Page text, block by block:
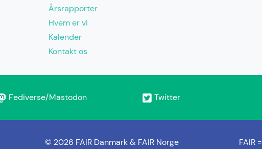
Årsrapporter
Hvem er vi
Kalender
Kontakt os
Fediverse/Mastodon Twitter
© 2026 FAIR Danmark & FAIR Norge FAIR =